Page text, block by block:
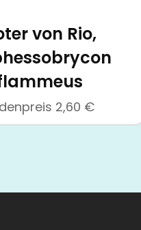
von Rio,
2,60 €